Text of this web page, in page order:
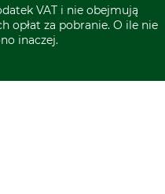
VAT i nie obejmują
opłat za pobranie. O ile nie
inaczej.